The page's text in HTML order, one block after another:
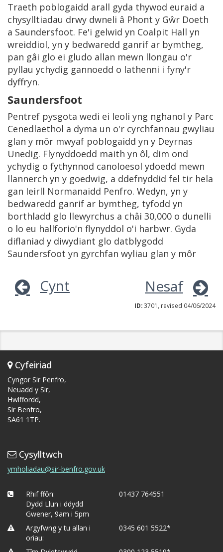
Traeth poblogaidd arall gyda thywod euraid a
chysylltiadau drwy dwneli â Phont y Gŵr Doeth
a Saundersfoot. Fe'i gelwid yn Coalpit Hall yn
wreiddiol, yn y bedwaredd ganrif ar bymtheg,
pan gâi glo ei gludo allan mewn llongau o'r
pyllau ychydig gannoedd o lathenni i fyny'r
dyffryn.
Saundersfoot
Pentref pysgota wedi ei leoli yng nghanol y Parc
Cenedlaethol a dyma un o'r cyrchfannau gwyliau
glan y môr mwyaf poblogaidd yn y Deyrnas
Unedig. Flynyddoedd maith yn ôl, dim ond
ychydig o fythynnod canoloesol ydoedd mewn
llannerch yn y goedwig, a ddefnyddid fel tir hela
gan Ieirll Normanaidd Penfro. Wedyn, yn y
bedwaredd ganrif ar bymtheg, tyfodd yn
borthladd glo llewyrchus a châi 30,000 o dunelli
o lo eu hallforio'n flynyddol o'i harbwr. Gyda
diflaniad y diwydiant glo datblygodd
Saundersfoot yn gyrchfan wyliau glan y môr
Cynt Nesaf
ID:3701, revised 04/06/2024
Cyfeiriad
Cyngor Sir Penfro,
Neuadd y Sir,
Hwlffordd,
Sir Benfro,
SA61 1TP.
Cysylltwch
ymholiadau@sir-benfro.gov.uk
Rhif ffôn:
Dydd Llun i ddydd
Gwener, 9am i 5pm
01437 764551
Argyfwng y tu allan i
oriau:
0345 601 5522*